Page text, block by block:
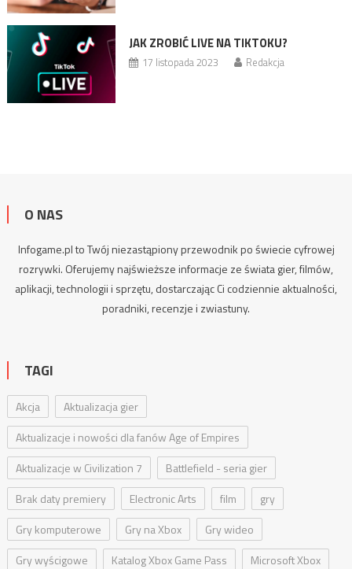
JAK ZROBIĆ LIVE NA TIKTOKU?
17 listopada 2023 Redakcja
O NAS
Infogame.pl to Twój niezastąpiony przewodnik po świecie cyfrowej
rozrywki. Oferujemy najświeższe informacje ze świata gier, filmów,
aplikacji, technologii i sprzętu, dostarczając Ci codziennie aktualności,
poradniki, recenzje i zwiastuny.
TAGI
Akcja
Aktualizacja gier
Aktualizacje i nowości dla fanów Age of Empires
Aktualizacje w Civilization 7
Battlefield - seria gier
Brak daty premiery
Electronic Arts film
gry
Gry komputerowe
Gry na Xbox
Gry wideo
Gry wyścigowe
Katalog Xbox Game Pass
Microsoft Xbox